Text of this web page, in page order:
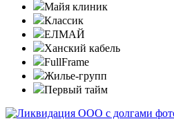
Майя клиник
Классик
ЕЛМАЙ
Ханский кабель
FullFrame
Жилье-групп
Первый тайм